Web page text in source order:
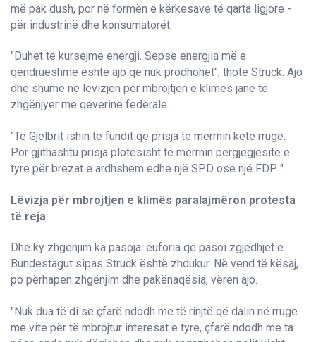
më pak dush, por në formën e kërkesave të qarta ligjore -
për industrinë dhe konsumatorët.
"Duhet të kursejmë energji. Sepse energjia më e
qëndrueshme është ajo që nuk prodhohet", thotë Struck. Ajo
dhe shumë në lëvizjen për mbrojtjen e klimës janë të
zhgënjyer me qeverinë federale.
"Të Gjelbrit ishin të fundit që prisja të merrnin këtë rrugë.
Por gjithashtu prisja plotësisht të merrnin përgjegjësitë e
tyre për brezat e ardhshëm edhe një SPD ose një FDP ".
Lëvizja për mbrojtjen e klimës paralajmëron protesta
të reja
Dhe ky zhgënjim ka pasoja: euforia që pasoi zgjedhjet e
Bundestagut sipas Struck është zhdukur. Në vend të kësaj,
po përhapen zhgënjim dhe pakënaqësia, vëren ajo.
"Nuk dua të di se çfarë ndodh me të rinjtë që dalin në rrugë
me vite për të mbrojtur interesat e tyre, çfarë ndodh me ta